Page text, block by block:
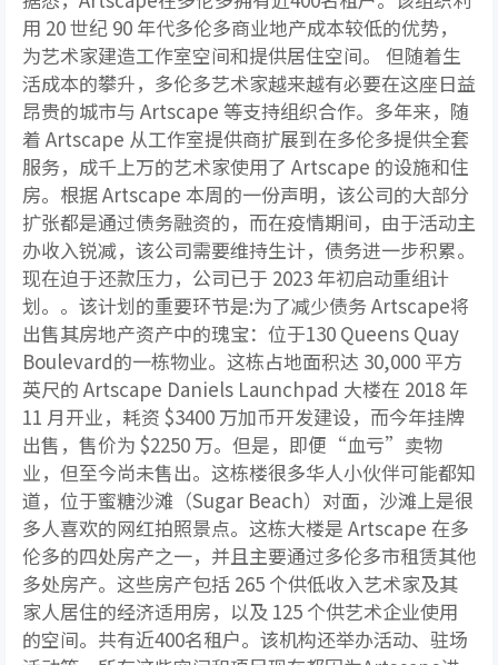
用 20 世纪 90 年代多伦多商业地产成本较低的优势，
为艺术家建造工作室空间和提供居住空间。 但随着生
活成本的攀升，多伦多艺术家越来越有必要在这座日益
昂贵的城市与 Artscape 等支持组织合作。多年来，随
着 Artscape 从工作室提供商扩展到在多伦多提供全套
服务，成千上万的艺术家使用了 Artscape 的设施和住
房。根据 Artscape 本周的一份声明，该公司的大部分
扩张都是通过债务融资的，而在疫情期间，由于活动主
办收入锐减，该公司需要维持生计，债务进一步积累。
现在迫于还款压力，公司已于 2023 年初启动重组计
划。。该计划的重要环节是:为了减少债务 Artscape将
出售其房地产资产中的瑰宝：位于130 Queens Quay
Boulevard的一栋物业。这栋占地面积达 30,000 平方
英尺的 Artscape Daniels Launchpad 大楼在 2018 年
11 月开业，耗资 $3400 万加币开发建设，而今年挂牌
出售，售价为 $2250 万。但是，即便“血亏”卖物
业，但至今尚未售出。这栋楼很多华人小伙伴可能都知
道，位于蜜糖沙滩（Sugar Beach）对面，沙滩上是很
多人喜欢的网红拍照景点。这栋大楼是 Artscape 在多
伦多的四处房产之一，并且主要通过多伦多市租赁其他
多处房产。这些房产包括 265 个供低收入艺术家及其
家人居住的经济适用房，以及 125 个供艺术企业使用
的空间。共有近400名租户。该机构还举办活动、驻场